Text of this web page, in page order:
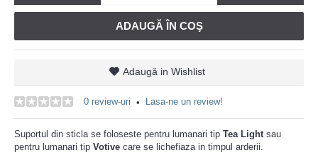
ADAUGĂ ÎN COŞ
Adaugă in Wishlist
0 review-uri • Lasa-ne un review!
Suportul din sticla se foloseste pentru lumanari tip Tea Light sau
pentru lumanari tip Votive care se lichefiaza in timpul arderii.